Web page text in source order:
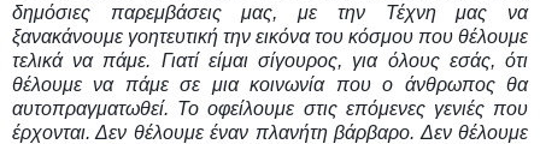
δημόσιες παρεμβάσεις μας, με την Τέχνη μας να
ξανακάνουμε γοητευτική την εικόνα του κόσμου που θέλουμε
τελικά να πάμε. Γιατί είμαι σίγουρος, για όλους εσάς, ότι
θέλουμε να πάμε σε μια κοινωνία που ο άνθρωπος θα
αυτοπραγματωθεί. Το οφείλουμε στις επόμενες γενιές που
έρχονται. Δεν θέλουμε έναν πλανήτη βάρβαρο. Δεν θέλουμε